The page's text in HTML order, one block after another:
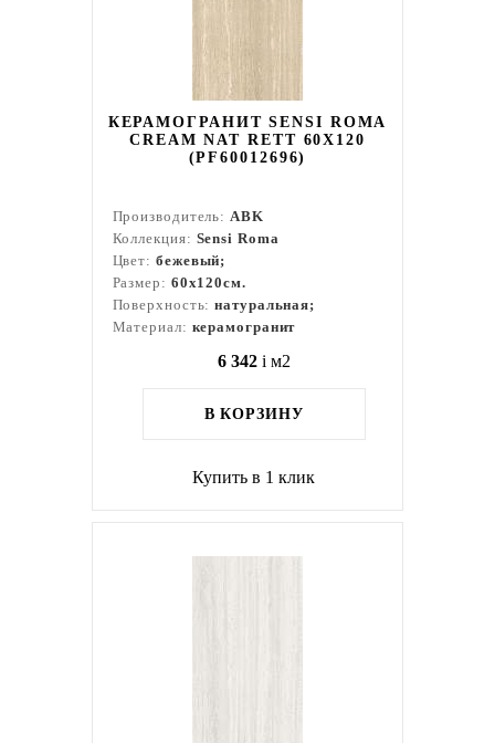
КЕРАМОГРАНИТ SENSI ROMA
CREAM NAT RETT 60X120
(PF60012696)
Производитель:ABK
Коллекция: Sensi Roma
Цвет: бежевый;
Размер: 60x120см.
Поверхность:натуральная;
Материал: керамогранит
6 342 i м2
В КОРЗИНУ
Купить в 1 клик